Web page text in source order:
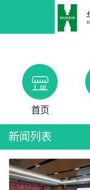
首页
新闻列表